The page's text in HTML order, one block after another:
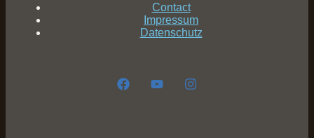
Contact
Impressum
Datenschutz